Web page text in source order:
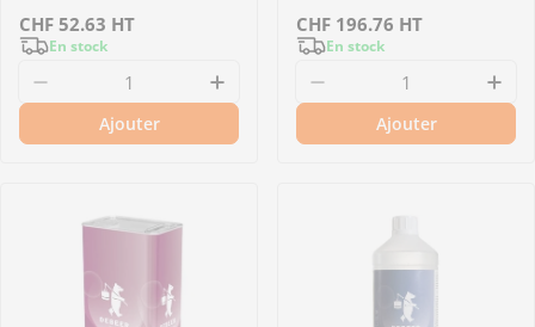
Prix
régulier
CHF 52.63 HT
En stock
Diminuer la quantité pour 9-851 - Dégraissant
Augmenter la quantité pour
Ajouter
Prix
régulier
CHF 196.76 HT
En stock
Diminuer la
Ajouter